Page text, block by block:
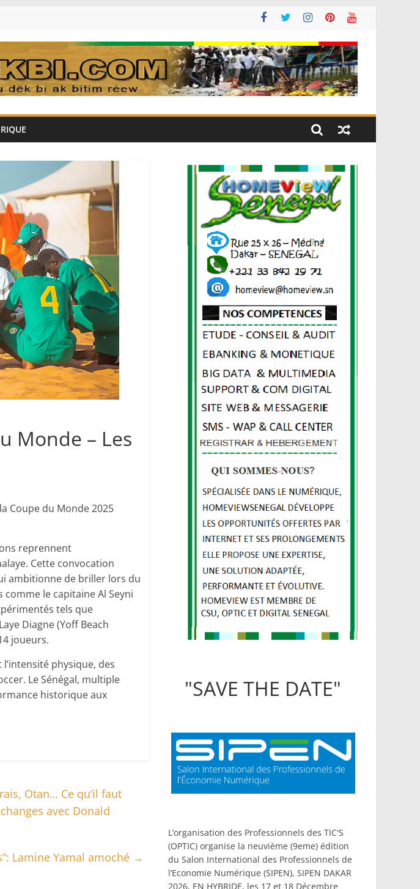
Monde – Les
Coupe du Monde 2025
reprennent
Cette convocation
ambitionne de briller lors du
le capitaine Al Seyni
tels que
Diagne (Yoff Beach
joueurs.
physique, des
Le Sénégal, multiple
historique aux
Otan… Ce qu’il faut
avec Donald
Lamine Yamal amoché →
"SAVE THE DATE"
L’organisation des Professionnels des TIC'S
(OPTIC) organise la neuvième (9eme) édition
du Salon International des Professionnels de
l’Economie Numérique (SIPEN), SIPEN DAKAR
2026, EN HYBRIDE, les 17 et 18 Décembre